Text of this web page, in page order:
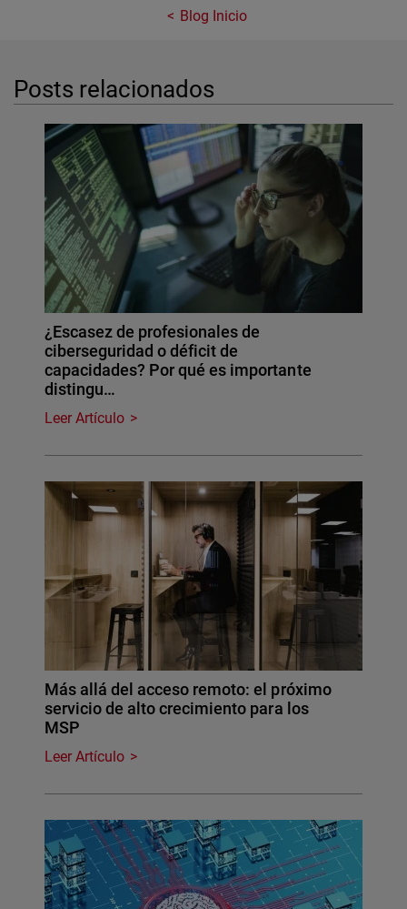
Blog Inicio
Posts relacionados
¿Escasez de profesionales de
ciberseguridad o déficit de
capacidades? Por qué es importante
distingu…
Leer Artículo
Más allá del acceso remoto: el próximo
servicio de alto crecimiento para los
MSP
Leer Artículo